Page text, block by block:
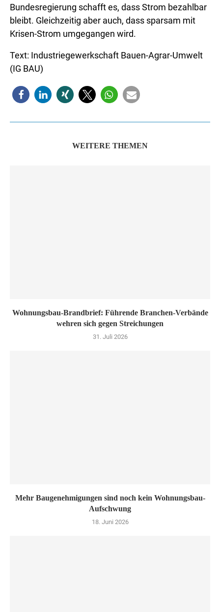
Bundesregierung schafft es, dass Strom bezahlbar
bleibt. Gleichzeitig aber auch, dass sparsam mit
Krisen-Strom umgegangen wird.
Text: Industriegewerkschaft Bauen-Agrar-Umwelt
(IG BAU)
WEITERE THEMEN
Wohnungsbau-Brandbrief: Führende Branchen-Verbände
wehren sich gegen Streichungen
31. Juli 2026
Mehr Baugenehmigungen sind noch kein Wohnungsbau-
Aufschwung
18. Juni 2026